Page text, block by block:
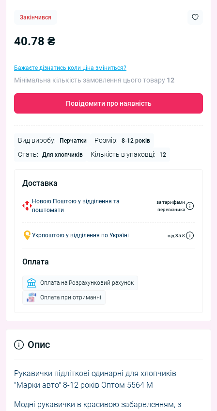
Закінчився
40.78 ₴
Бажаєте дізнатись коли ціна зміниться?
Мінімальна кількість замовлення цього товару 12
Повідомити про наявність
Вид виробу: Перчатки Розмір: 8-12 років
Стать: Для хлопчиків Кількість в упаковці: 12
Доставка
Новою Поштою у відділення та
поштомати
за тарифами
перевізника
Укрпоштою у відділення по Україні від 35 ₴
Оплата
Оплата на Розрахунковий рахунок
Оплата при отриманні
Опис
Рукавички підліткові одинарні для хлопчиків
"Марки авто" 8-12 років Оптом 5564 M
Модні рукавички в красивою забарвленням, з